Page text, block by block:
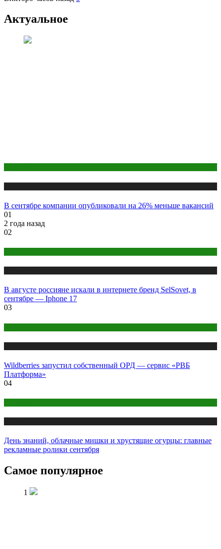
Актуальное
В сентябре компании опубликовали на 26% меньше вакансий
01
2 года назад
02
В августе россияне искали в интернете бренд SelSovet, в
сентябре — Iphone 17
03
Wildberries запустил собственный ОРД — сервис «РВБ
Платформа»
04
День знаний, облачные мишки и хрустящие огурцы: главные
рекламные ролики сентября
Самое популярное
1